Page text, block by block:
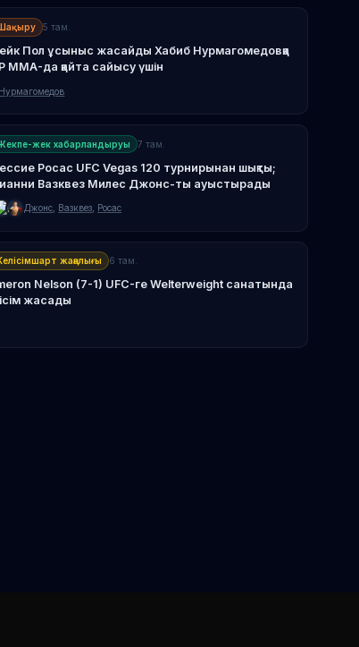
5 там.
Пол ұсыныс жасайды Хабиб Нурмагомедовқа
MMA-да қайта сайысу үшін
Нурмагомедов
жек хабарландыруы 7 там.
Росас UFC Vegas 120 турнирынан шықты;
Вазквез Милес Джонс-ты ауыстырады
Джонс Вазквез Росас
жаңалығы 6 там.
Nelson (7-1) UFC-ге Welterweight санатында
жасады